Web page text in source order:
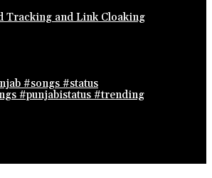
Tracking and Link Cloaking
#songs #status
#punjabistatus #trending